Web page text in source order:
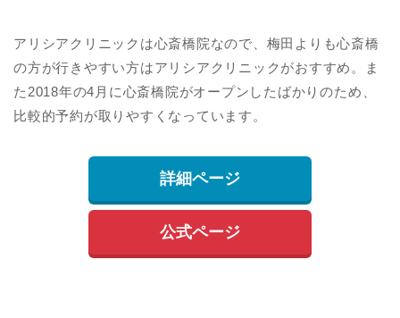
アリシアクリニックは心斎橋院なので、梅田よりも心斎橋
の方が行きやすい方はアリシアクリニックがおすすめ。ま
た2018年の4月に心斎橋院がオープンしたばかりのため、
比較的予約が取りやすくなっています。
詳細ページ
公式ページ